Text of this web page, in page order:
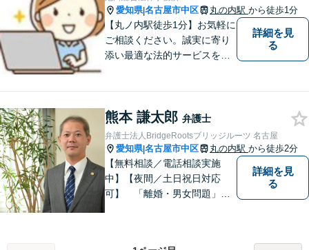
していただけるようサポート
いたします！
愛知県|名古屋市中区 丸の内駅 から徒歩1分
【丸ノ内駅徒歩1分】お気軽に
ご相談ください。誠実に寄り
添い最適な法的サービスを提
詳細を見
る
熊本 謙太郎 弁護士
弁護士法人BridgeRootsブリッジルーツ 名古屋
愛知県|名古屋市中区 丸の内駅 から徒歩2分
【無料相談／電話相談実施
中】【夜間／土日祝日対応
可】 「離婚・男女問題」
詳細を見
る